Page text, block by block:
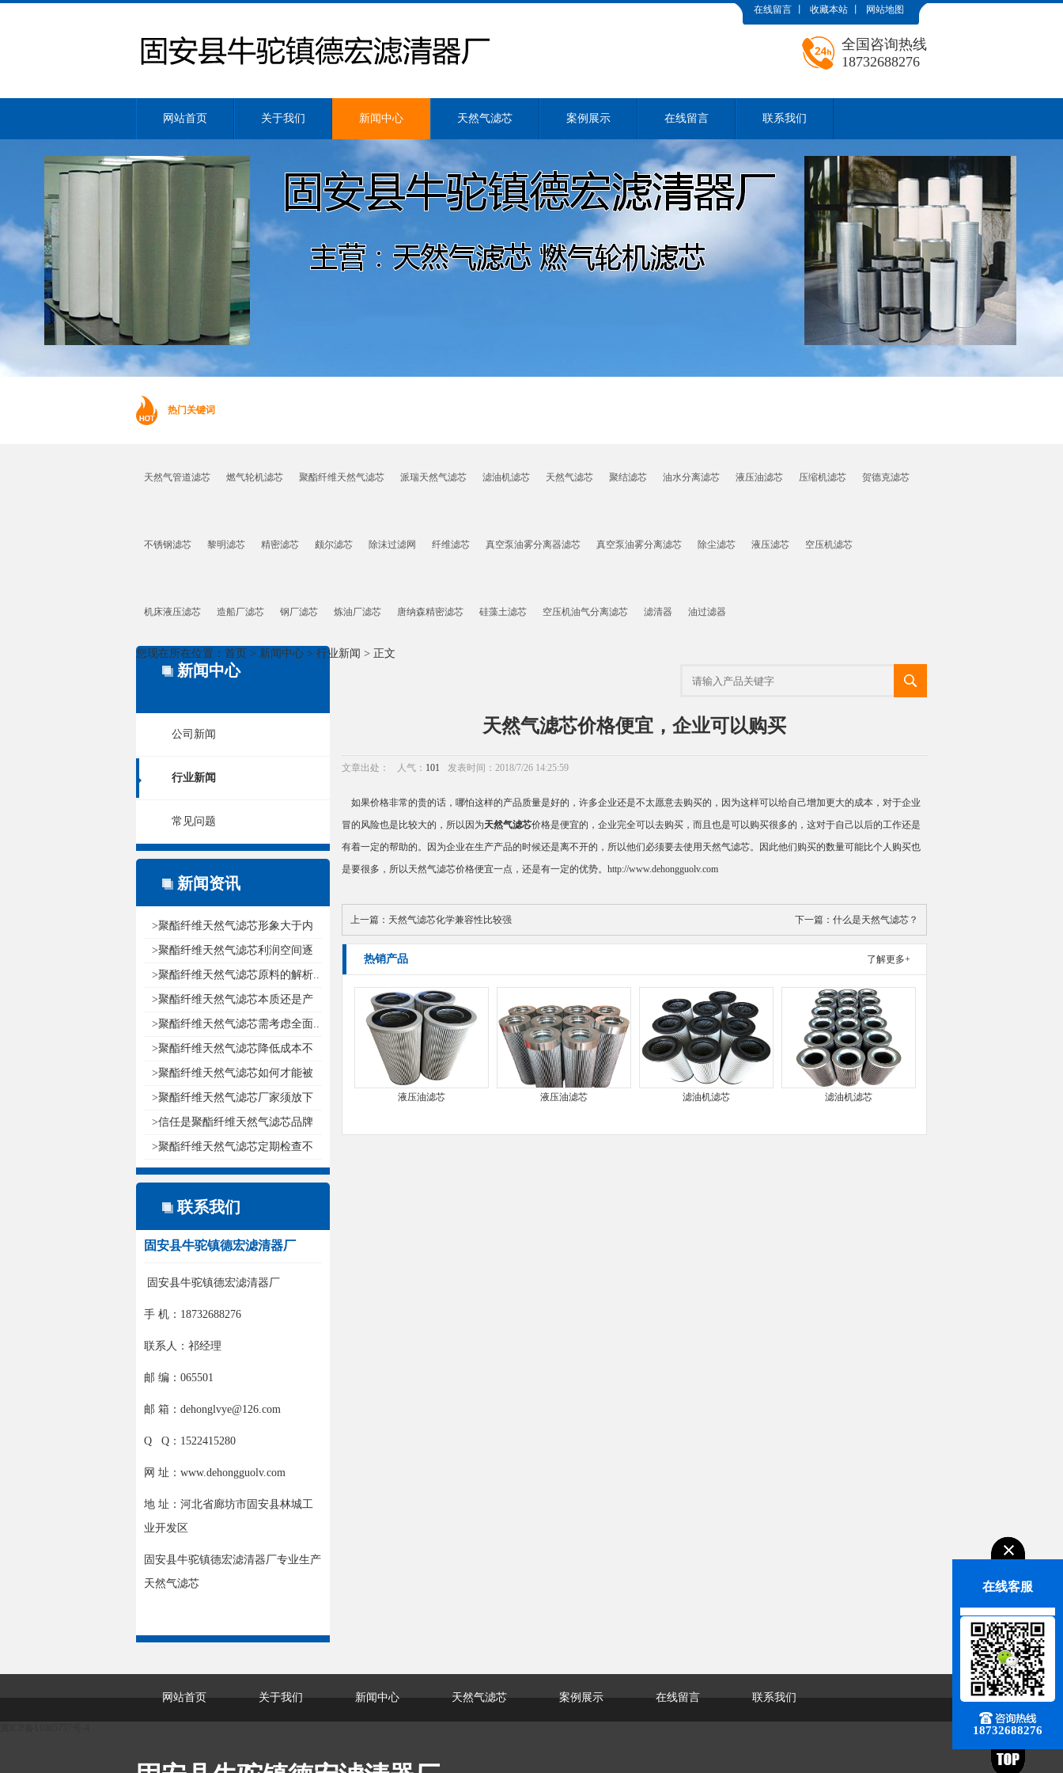
在线留言 收藏本站 网站地图
全国咨询热线
18732688276
网站首页 关于我们 新闻中心 天然气滤芯 案例展示 在线留言 联系我们
热门关键词
天然气管道滤芯 燃气轮机滤芯 聚酯纤维天然气滤芯 派瑞天然气滤芯 滤油机滤芯 天然气滤芯 聚结滤芯 油水分离滤芯 液压油滤芯 压缩机滤芯 贺德克滤芯
不锈钢滤芯 黎明滤芯 精密滤芯 颇尔滤芯 除沫过滤网 纤维滤芯 真空泵油雾分离器滤芯 真空泵油雾分离滤芯 除尘滤芯 液压滤芯 空压机滤芯
机床液压滤芯 造船厂滤芯 钢厂滤芯 炼油厂滤芯 唐纳森精密滤芯 硅藻土滤芯 空压机油气分离滤芯 滤清器 油过滤器
您现在所在位置： 首页 > 新闻中心 > 行业新闻 > 正文
新闻中心
公司新闻
行业新闻
常见问题
新闻资讯
>聚酯纤维天然气滤芯形象大于内
涵..
>聚酯纤维天然气滤芯利润空间逐
渐减..
>聚酯纤维天然气滤芯原料的解析..
>聚酯纤维天然气滤芯本质还是产
品..
>聚酯纤维天然气滤芯需考虑全面..
>聚酯纤维天然气滤芯降低成本不
如创..
>聚酯纤维天然气滤芯如何才能被
消费..
>聚酯纤维天然气滤芯厂家须放下
尊严..
>信任是聚酯纤维天然气滤芯品牌
发展..
>聚酯纤维天然气滤芯定期检查不
要因..
联系我们
固安县牛驼镇德宏滤清器厂
固安县牛驼镇德宏滤清器厂
手 机：18732688276
联系人：祁经理
邮 编：065501
邮 箱：dehonglvye@126.com
Q Q：1522415280
网 址：www.dehongguolv.com
地 址：河北省廊坊市固安县林城工
业开发区
固安县牛驼镇德宏滤清器厂专业生产
天然气滤芯
天然气滤芯价格便宜，企业可以购买
文章出处： 人气： 101 发表时间：2018/7/26 14:25:59
如果价格非常的贵的话，哪怕这样的产品质量是好的，许多企业还是不太愿意去购买的，因为这样可以给自己增加更大的成本，对于企业
冒的风险也是比较大的，所以因为天然气滤芯价格是便宜的，企业完全可以去购买，而且也是可以购买很多的，这对于自己以后的工作还是
有着一定的帮助的。因为企业在生产产品的时候还是离不开的，所以他们必须要去使用天然气滤芯。因此他们购买的数量可能比个人购买也
是要很多，所以天然气滤芯价格便宜一点，还是有一定的优势。 http://www.dehongguolv.com
上一篇： 天然气滤芯化学兼容性比较强 下一篇： 什么是天然气滤芯？
热销产品 了解更多+
液压油滤芯 液压油滤芯 滤油机滤芯 滤油机滤芯
网站首页 关于我们 新闻中心 天然气滤芯 案例展示 在线留言 联系我们
在线客服
18732688276